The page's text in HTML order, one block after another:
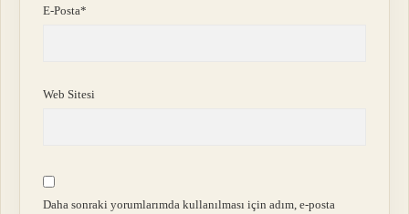
E-Posta*
Web Sitesi
Daha sonraki yorumlarımda kullanılması için adım, e-posta